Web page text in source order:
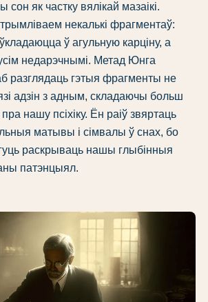
сон як частку вялікай мазаікі.
некалькі фрагментаў:
ў агульную карціну, а
недарэчнымі. Метад Юнга
разглядаць гэтыя фрагменты не
адзін з адным, складаючы больш
нашу псіхіку. Ён раіў звяртаць
матывы і сімвалы ў снах, бо
раскрываць нашы глыбінныя
патэнцыял.